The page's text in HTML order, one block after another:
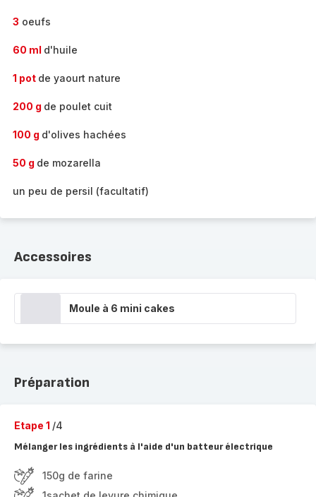
3 oeufs
60 ml d'huile
1 pot de yaourt nature
200 g de poulet cuit
100 g d'olives hachées
50 g de mozarella
un peu de persil (facultatif)
Accessoires
Moule à 6 mini cakes
Préparation
Etape 1 /4
Mélanger les ingrédients à l'aide d'un batteur électrique
150g de farine